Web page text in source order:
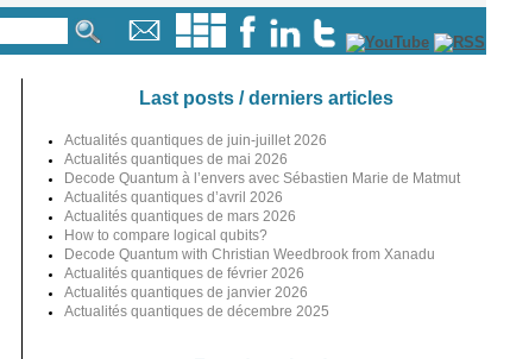
Last posts / derniers articles
Actualités quantiques de juin-juillet 2026
Actualités quantiques de mai 2026
Decode Quantum à l’envers avec Sébastien Marie de Matmut
Actualités quantiques d’avril 2026
Actualités quantiques de mars 2026
How to compare logical qubits?
Decode Quantum with Christian Weedbrook from Xanadu
Actualités quantiques de février 2026
Actualités quantiques de janvier 2026
Actualités quantiques de décembre 2025